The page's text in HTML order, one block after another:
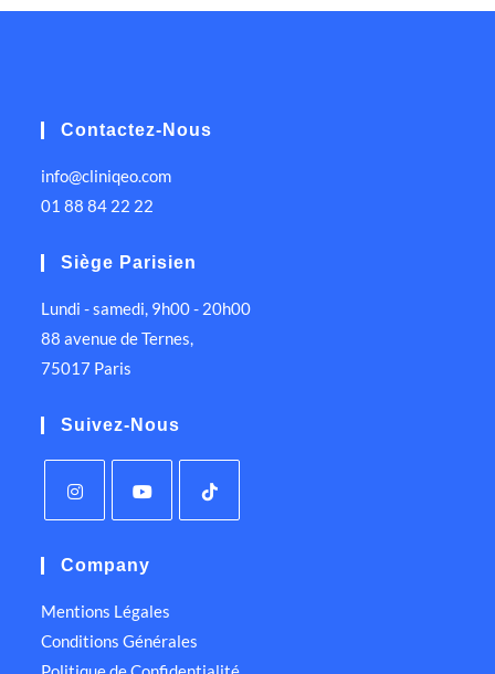
Contactez-Nous
info@cliniqeo.com
01 88 84 22 22
Siège Parisien
Lundi - samedi, 9h00 - 20h00
88 avenue de Ternes,
75017 Paris
Suivez-Nous
Company
Mentions Légales
Conditions Générales